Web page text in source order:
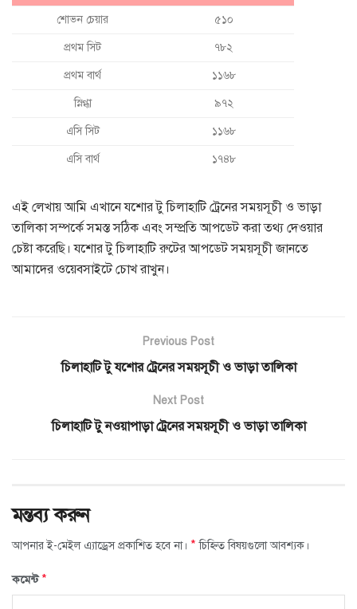
শোভন চেয়ার ৫১০
প্রথম সিট ৭৮২
প্রথম বার্থ ১১৬৮
স্নিগ্ধা ৯৭২
এসি সিট ১১৬৮
এসি বার্থ ১৭৪৮
এই লেখায় আমি এখানে যশোর টু চিলাহাটি ট্রেনের সময়সূচী ও ভাড়া
তালিকা সম্পর্কে সমস্ত সঠিক এবং সম্প্রতি আপডেট করা তথ্য দেওয়ার
চেষ্টা করেছি। যশোর টু চিলাহাটি রুটের আপডেট সময়সূচী জানতে
আমাদের ওয়েবসাইটে চোখ রাখুন।
Previous Post
চিলাহাটি টু যশোর ট্রেনের সময়সূচী ও ভাড়া তালিকা
Next Post
চিলাহাটি টু নওয়াপাড়া ট্রেনের সময়সূচী ও ভাড়া তালিকা
মন্তব্য করুন
আপনার ই-মেইল এ্যাড্রেস প্রকাশিত হবে না। * চিহ্নিত বিষয়গুলো আবশ্যক।
কমেন্ট*